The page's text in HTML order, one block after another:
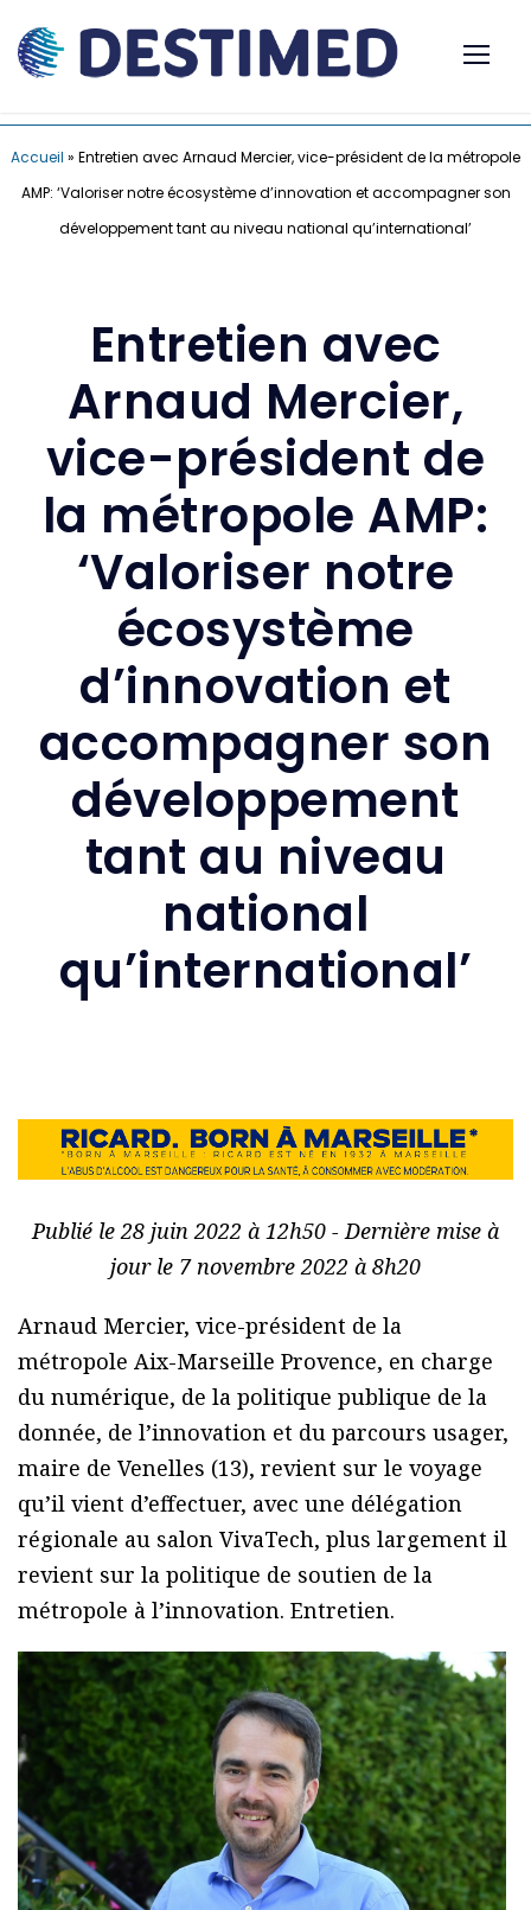
Accueil » Entretien avec Arnaud Mercier, vice-président de la métropole
AMP: ‘Valoriser notre écosystème d’innovation et accompagner son
développement tant au niveau national qu’international’
Entretien avec
Arnaud Mercier,
vice-président de
la métropole AMP:
‘Valoriser notre
écosystème
d’innovation et
accompagner son
développement
tant au niveau
national
qu’international’
Publié le 28 juin 2022 à 12h50 - Dernière mise à
jour le 7 novembre 2022 à 8h20
Arnaud Mercier, vice-président de la
métropole Aix-Marseille Provence, en charge
du numérique, de la politique publique de la
donnée, de l’innovation et du parcours usager,
maire de Venelles (13), revient sur le voyage
qu’il vient d’effectuer, avec une délégation
régionale au salon VivaTech, plus largement il
revient sur la politique de soutien de la
métropole à l’innovation. Entretien.